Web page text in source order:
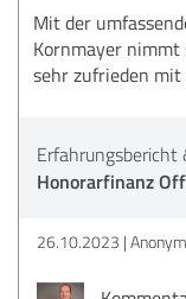
Mit der
Kornmayer
sehr zufrieden mit
Erfahrungsbericht
Honorarfinanz
26.10.2023 Anonym